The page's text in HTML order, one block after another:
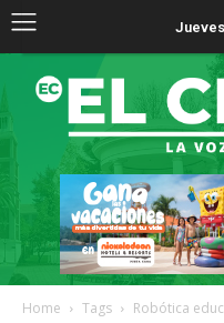
Home Tags Robótica